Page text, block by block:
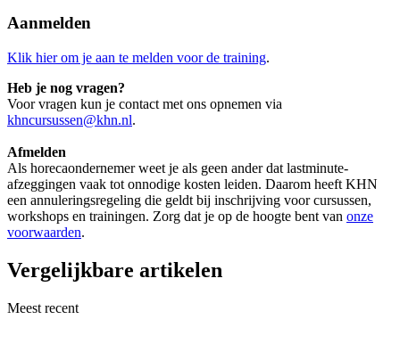
Aanmelden
Klik hier om je aan te melden voor de training.
Heb je nog vragen?
Voor vragen kun je contact met ons opnemen via
khncursussen@khn.nl.
Afmelden
Als horecaondernemer weet je als geen ander dat lastminute-
afzeggingen vaak tot onnodige kosten leiden. Daarom heeft KHN
een annuleringsregeling die geldt bij inschrijving voor cursussen,
workshops en trainingen. Zorg dat je op de hoogte bent van onze
voorwaarden.
Vergelijkbare artikelen
Meest recent